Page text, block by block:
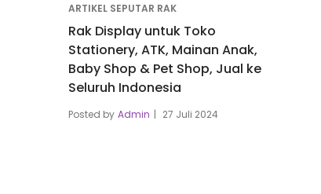
ARTIKEL SEPUTAR RAK
Rak Display untuk Toko
Stationery, ATK, Mainan Anak,
Baby Shop & Pet Shop, Jual ke
Seluruh Indonesia
Posted by Admin 27 Juli 2024